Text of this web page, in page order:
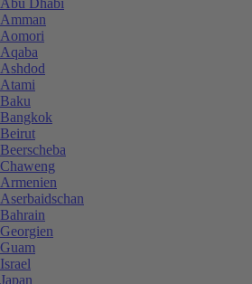
Amman
Aomori
Aqaba
Ashdod
Atami
Baku
Bangkok
Beirut
Beerscheba
Chaweng
Armenien
Aserbaidschan
Bahrain
Georgien
Guam
Israel
Japan